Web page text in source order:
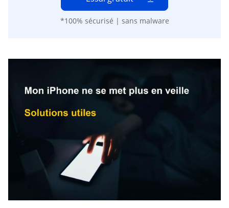
*100% sécurisé | sans malware